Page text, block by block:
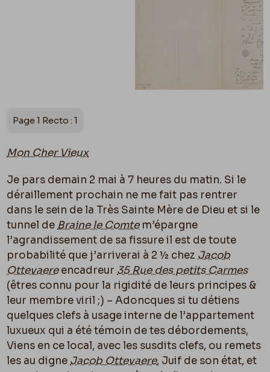
Page 1 Recto : 1
Mon Cher Vieux
Je pars demain 2 mai à 7 heures du matin. Si le
déraillement prochain ne me fait pas rentrer
dans le sein de la Très Sainte Mère de Dieu et si le
tunnel de Braine le Comtem’épargne
l’agrandissement de sa fissure il est de toute
probabilité que j’arriverai à 2 ½ chez Jacob
Ottevaereencadreur 35 Rue des petits Carmes
(êtres connu pour la rigidité de leurs principes &
leur membre viril ;) – Adoncques si tu détiens
quelques clefs à usage interne de l’appartement
luxueux qui a été témoin de tes débordements,
Viens en ce local, avec les susdits clefs, ou remets
les au digne Jacob Ottevaere, Juif de son état, et